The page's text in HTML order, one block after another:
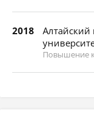
2018
Алтайский
Повышение